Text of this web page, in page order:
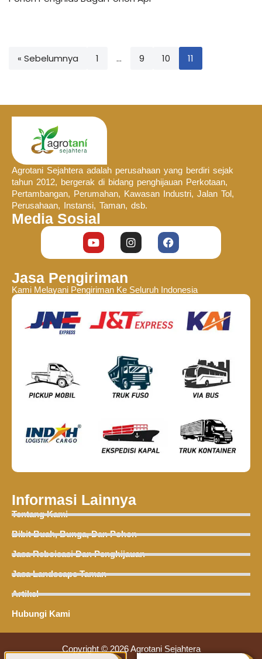
« Sebelumnya 1 … 9 10 11
Agrotani Sejahtera adalah perusahaan yang berdiri sejak
tahun 2012, bergerak di bidang penghijauan Perkotaan,
Pertambangan, Perumahan, Kawasan Industri, Jalan Tol,
Perusahaan, Instansi, Taman, dsb.
Media Sosial
Jasa Pengiriman
Kami Melayani Pengiriman Ke Seluruh Indonesia
Informasi Lainnya
Tentang Kami
Bibit Buah, Bunga, Dan Pohon
Jasa Reboisasi Dan Penghijauan
Jasa Landscape Taman
Artikel
Hubungi Kami
Copyright © 2026 Agrotani Sejahtera